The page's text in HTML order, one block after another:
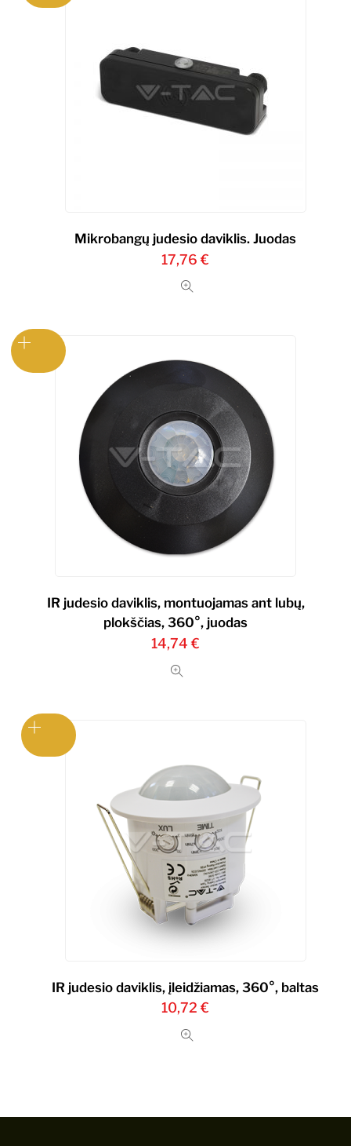
Mikrobangų judesio daviklis. Juodas
17,76€
IR judesio daviklis, montuojamas ant lubų,
plokščias, 360°, juodas
14,74 €
IR judesio daviklis, įleidžiamas, 360°, baltas
10,72€